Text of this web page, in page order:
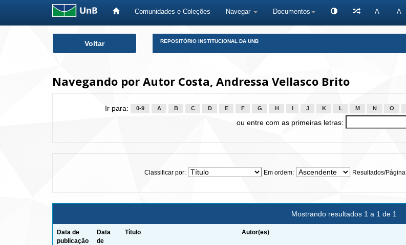
Comunidades e Coleções Navegar Documentos A- A
Voltar REPOSITÓRIO INSTITUCIONAL DA UNB
Navegando por Autor Costa, Andressa Vellasco Brito
Ir para: 0-9 A B C D E F G H J K L M N O
ou entre com as primeiras letras:
Classificar por: Em ordem: Resultados/Página
Mostrando resultados 1 a 1 de 1
Data de
publicação
Data
de
Título Autor(es)